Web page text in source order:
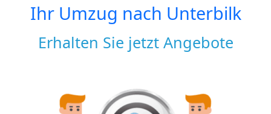
Ihr Umzug nach Unterbilk
Erhalten Sie jetzt Angebote